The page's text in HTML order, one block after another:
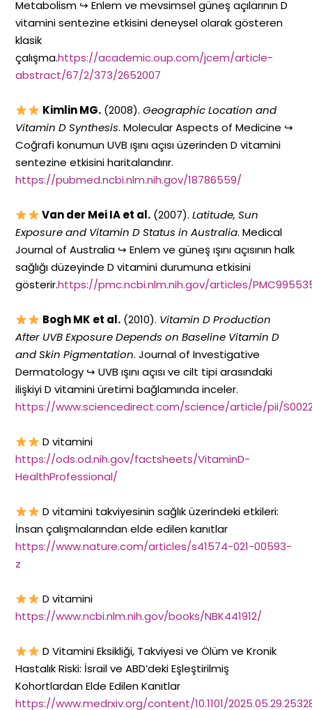
Metabolism ↪ Enlem ve mevsimsel güneş açılarının D
vitamini sentezine etkisini deneysel olarak gösteren
klasik
çalışma.https://academic.oup.com/jcem/article-
abstract/67/2/373/2652007
Kimlin MG.(2008). Geographic Location and
Vitamin D Synthesis. Molecular Aspects of Medicine ↪
Coğrafi konumun UVB ışını açısı üzerinden D vitamini
sentezine etkisini haritalandırır.
https://pubmed.ncbi.nlm.nih.gov/18786559/
Van der Mei IA et al.(2007). Latitude, Sun
Exposure and Vitamin D Status in Australia. Medical
Journal of Australia ↪ Enlem ve güneş ışını açısının halk
sağlığı düzeyinde D vitamini durumuna etkisini
gösterir.https://pmc.ncbi.nlm.nih.gov/articles/
Bogh MK et al.(2010). Vitamin D Production
After UVB Exposure Depends on Baseline Vitamin D
and Skin Pigmentation. Journal of Investigative
Dermatology ↪ UVB ışını açısı ve cilt tipi arasındaki
ilişkiyi D vitamini üretimi bağlamında inceler.
https://www.sciencedirect.com/science/article/pii/
D vitamini
https://ods.od.nih.gov/factsheets/VitaminD-
HealthProfessional/
D vitamini takviyesinin sağlık üzerindeki etkileri:
İnsan çalışmalarından elde edilen kanıtlar
https://www.nature.com/articles/s41574-021-00593-
z
D vitamini
https://www.ncbi.nlm.nih.gov/books/NBK441912/
D Vitamini Eksikliği, Takviyesi ve Ölüm ve Kronik
Hastalık Riski: İsrail ve ABD’deki Eşleştirilmiş
Kohortlardan Elde Edilen Kanıtlar
https://www.medrxiv.org/content/10.1101/